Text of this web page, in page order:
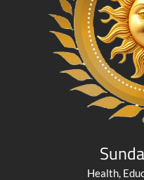
Health,